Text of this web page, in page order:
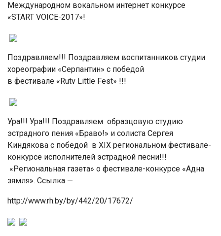
Международном вокальном интернет конкурсе
«START VOICE-2017»!
Поздравляем!!! Поздравляем воспитанников студии
хореографии «Серпантин» с победой
в фестивале «Rutv Little Fest» !!!
Ура!!! Ура!!! Поздравляем образцовую студию
эстрадного пения «Браво!» и солиста Сергея
Киндякова с победой в XIX региональном фестивале-
конкурсе исполнителей эстрадной песни!!!
«Региональная газета» о фестивале-конкурсе «Адна
зямля». Ссылка —
http://www.rh.by/by/442/20/17672/